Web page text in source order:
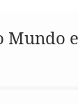
Mundo